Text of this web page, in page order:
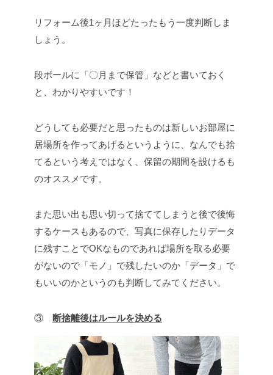
リフォーム後1ヶ月ほどたったもう一度判断しま
しょう。
段ボールに「〇月まで保管」などと書いておく
と、わかりやすいです！
どうしても必要だと思ったものは新しいお部屋に
居場所を作ってあげるというように、なんでも捨
てるという考えではなく、保留の期間を設けるも
のオススメです。
また思い出も思い切って捨ててしまうと後で後悔
するケースもあるので、写真に保存したりデータ
に残すことでOKなものであれば場所を取る必要
がないので「モノ」で残したいのか「データ」で
もいいのかというのも判断してみてください。
③ 断捨離後はルールを決める